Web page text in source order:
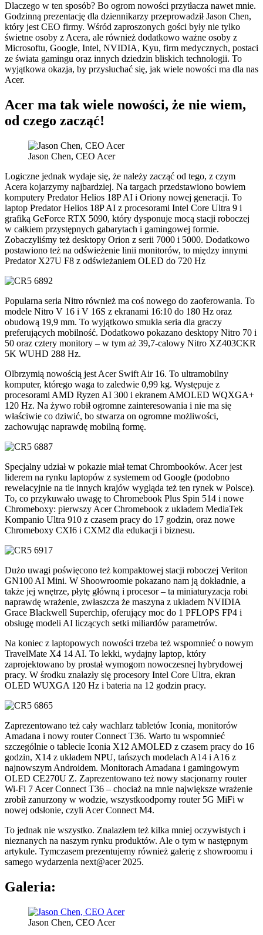
Dlaczego w ten sposób? Bo ogrom nowości przytłacza nawet mnie.
Godzinną prezentację dla dziennikarzy przeprowadził Jason Chen,
który jest CEO firmy. Wśród zaproszonych gości były nie tylko
świetne osoby z Acera, ale również dodatkowo ważne osoby z
Microsoftu, Google, Intel, NVIDIA, Kyu, firm medycznych, postaci
ze świata gamingu oraz innych dziedzin bliskich technologii. To
wyjątkowa okazja, by przysłuchać się, jak wiele nowości ma dla nas
Acer.
Acer ma tak wiele nowości, że nie wiem,
od czego zacząć!
Jason Chen, CEO Acer
Logiczne jednak wydaje się, że należy zacząć od tego, z czym
Acera kojarzymy najbardziej. Na targach przedstawiono bowiem
komputery Predator Helios 18P AI i Oriony nowej generacji. To
laptop Predator Helios 18P AI z procesorami Intel Core Ultra 9 i
grafiką GeForce RTX 5090, który dysponuje mocą stacji roboczej
w całkiem przystępnych gabarytach i gamingowej formie.
Zobaczyliśmy też desktopy Orion z serii 7000 i 5000. Dodatkowo
postawiono też na odświeżenie linii monitorów, to między innymi
Predator X27U F8 z odświeżaniem OLED do 720 Hz
Popularna seria Nitro również ma coś nowego do zaoferowania. To
modele Nitro V 16 i V 16S z ekranami 16:10 do 180 Hz oraz
obudową 19,9 mm. To wyjątkowo smukła seria dla graczy
preferujących mobilność. Dodatkowo pokazano desktopy Nitro 70 i
50 oraz cztery monitory – w tym aż 39,7-calowy Nitro XZ403CKR
5K WUHD 288 Hz.
Olbrzymią nowością jest Acer Swift Air 16. To ultramobilny
komputer, którego waga to zaledwie 0,99 kg. Występuje z
procesorami AMD Ryzen AI 300 i ekranem AMOLED WQXGA+
120 Hz. Na żywo robił ogromne zainteresowania i nie ma się
właściwie co dziwić, bo stwarza on ogromne możliwości,
zachowując naprawdę mobilną formę.
Specjalny udział w pokazie miał temat Chrombooków. Acer jest
liderem na rynku laptopów z systemem od Google (podobno
rewelacyjnie na tle innych krajów wygląda też ten rynek w Polsce).
To, co przykuwało uwagę to Chromebook Plus Spin 514 i nowe
Chromeboxy: pierwszy Acer Chromebook z układem MediaTek
Kompanio Ultra 910 z czasem pracy do 17 godzin, oraz nowe
Chromeboxy CXI6 i CXM2 dla edukacji i biznesu.
Dużo uwagi poświęcono też kompaktowej stacji roboczej Veriton
GN100 AI Mini. W Shoowroomie pokazano nam ją dokładnie, a
także jej wnętrze, płytę główną i procesor – ta miniaturyzacja robi
naprawdę wrażenie, zwłaszcza że maszyna z układem NVIDIA
Grace Blackwell Superchip, oferujący moc do 1 PFLOPS FP4 i
obsługę modeli AI liczących setki miliardów parametrów.
Na koniec z laptopowych nowości trzeba też wspomnieć o nowym
TravelMate X4 14 AI. To lekki, wydajny laptop, który
zaprojektowano by prostał wymogom nowoczesnej hybrydowej
pracy. W środku znalazły się procesory Intel Core Ultra, ekran
OLED WUXGA 120 Hz i bateria na 12 godzin pracy.
Zaprezentowano też cały wachlarz tabletów Iconia, monitorów
Amadana i nowy router Connect T36. Warto tu wspomnieć
szczególnie o tablecie Iconia X12 AMOLED z czasem pracy do 16
godzin, X14 z układem NPU, tańszych modelach A14 i A16 z
najnowszym Androidem. Monitorach Amadana i gamingowym
OLED CE270U Z. Zaprezentowano też nowy stacjonarny router
Wi-Fi 7 Acer Connect T36 – chociaż na mnie największe wrażenie
zrobił zanurzony w wodzie, wszystkoodporny router 5G MiFi w
nowej odsłonie, czyli Acer Connect M4.
To jednak nie wszystko. Znalazłem też kilka mniej oczywistych i
nieznanych na naszym rynku produktów. Ale o tym w następnym
artykule. Tymczasem prezentujemy również galerię z showroomu i
samego wydarzenia next@acer 2025.
Galeria:
Jason Chen, CEO Acer